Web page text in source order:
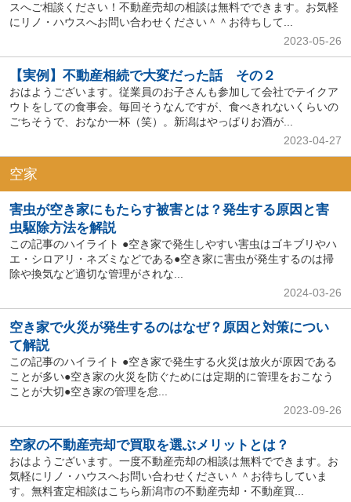
スへご相談ください！不動産売却の相談は無料でできます。お気軽
にリノ・ハウスへお問い合わせください＾＾お待ちして...
2023-05-26
【実例】不動産相続で大変だった話 その２
おはようございます。従業員のお子さんも参加して会社でテイクア
ウトをしての食事会。毎回そうなんですが、食べきれないくらいの
ごちそうで、おなか一杯（笑）。新潟はやっぱりお酒が...
2023-04-27
空家
害虫が空き家にもたらす被害とは？発生する原因と害
虫駆除方法を解説
この記事のハイライト ●空き家で発生しやすい害虫はゴキブリやハ
エ・シロアリ・ネズミなどである●空き家に害虫が発生するのは掃
除や換気など適切な管理がされな...
2024-03-26
空き家で火災が発生するのはなぜ？原因と対策につい
て解説
この記事のハイライト ●空き家で発生する火災は放火が原因である
ことが多い●空き家の火災を防ぐためには定期的に管理をおこなう
ことが大切●空き家の管理を怠...
2023-09-26
空家の不動産売却で買取を選ぶメリットとは？
おはようございます。一度不動産売却の相談は無料でできます。お
気軽にリノ・ハウスへお問い合わせください＾＾お待ちしていま
す。無料査定相談はこちら新潟市の不動産売却・不動産買...